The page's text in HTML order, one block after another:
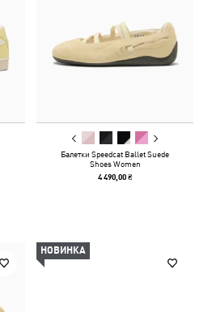
Балетки Speedcat Ballet Suede
Shoes Women
4 490,00 ₴
НОВИНКА